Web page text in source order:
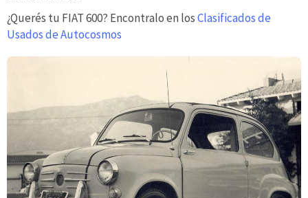
¿Querés tu FIAT 600? Encontralo en losClasificados de
Usados de Autocosmos